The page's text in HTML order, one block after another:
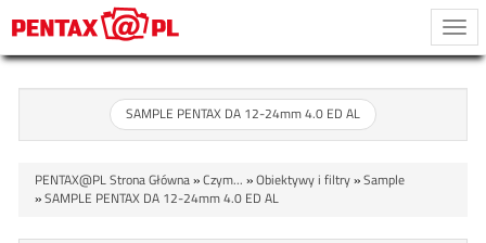
SAMPLE PENTAX DA 12-24mm 4.0 ED AL
PENTAX@PL Strona Główna»Czym... »Obiektywy i filtry»Sample
»SAMPLE PENTAX DA 12-24mm 4.0 ED AL